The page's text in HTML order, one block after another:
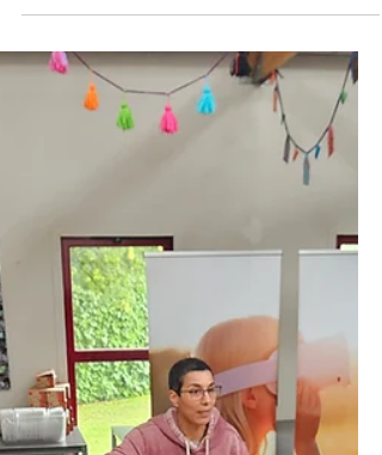
Tout est parti d'une histoire simple. Celle
de Maël, élève diplômé du rucher-école
ERINE de Bondues, qui avait décidé
d'aller présenter les abeilles et les
naître une conviction forte chez ERINE :
👉 Et si les enfants devenaient les
meilleurs ambassadeurs de la
biodiversité auprès des autres enfants ?